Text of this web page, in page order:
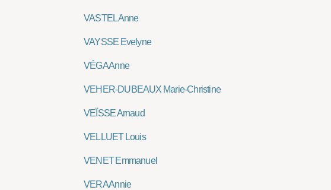
VASTEL Anne
VAYSSE Evelyne
VÉGA Anne
VEHER-DUBEAUX Marie-Christine
VEÏSSE Arnaud
VELLUET Louis
VENET Emmanuel
VERA Annie